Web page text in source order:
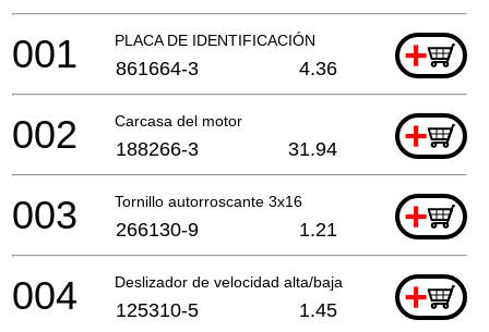
PLACA DE IDENTIFICACIÓN +
001 861664-3 4.36
Carcasa del motor +
002 188266-3 31.94
Tornillo autorroscante 3x16 +
003 266130-9 1.21
Deslizador de velocidad alta/baja +
004 125310-5 1.45